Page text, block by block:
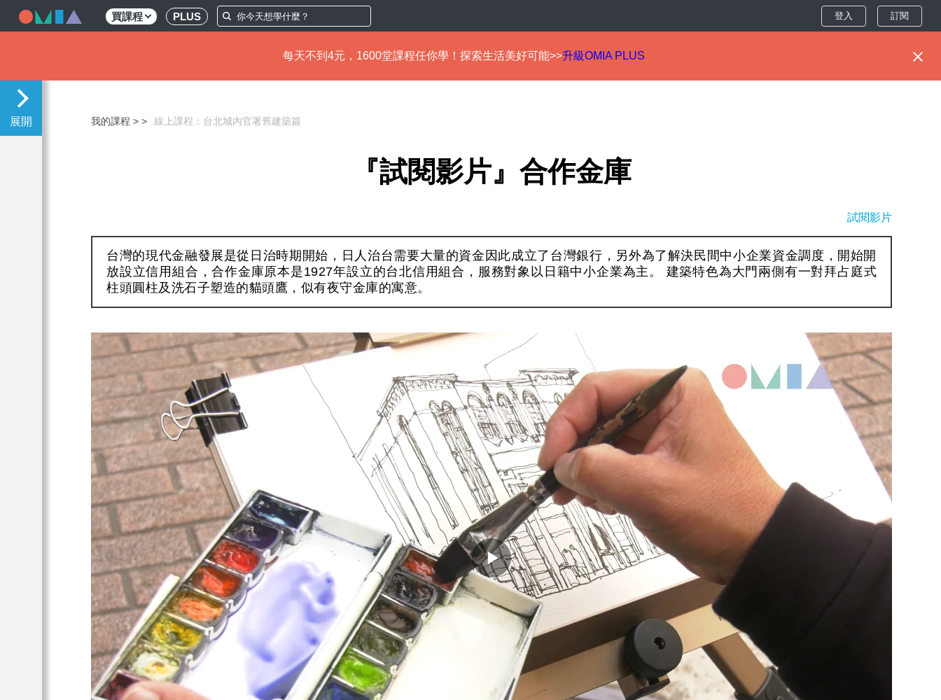
買課程 PLUS 登入 訂閱
每天不到4元，1600堂課程任你學！探索生活美好可能>>升級OMIA PLUS
我的課程 > 線上課程：台北城內官署舊建築篇
『試閱影片』合作金庫
試閱影片
台灣的現代金融發展是從日治時期開始，日人治台需要大量的資金因此成立了台灣銀行，另外為了解決民間中小企業資金調度，開始開
放設立信用組合，合作金庫原本是1927年設立的台北信用組合，服務對象以日籍中小企業為主。 建築特色為大門兩側有一對拜占庭式
柱頭圓柱及洗石子塑造的貓頭鷹，似有夜守金庫的寓意。